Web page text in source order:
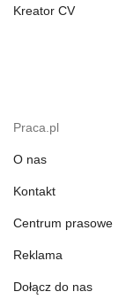
Kreator CV
Praca.pl
O nas
Kontakt
Centrum prasowe
Reklama
Dołącz do nas